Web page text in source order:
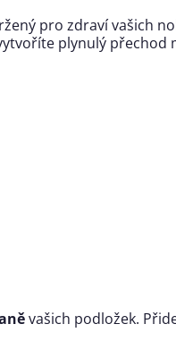
pro zdraví vašich
plynulý
vašich podložek.